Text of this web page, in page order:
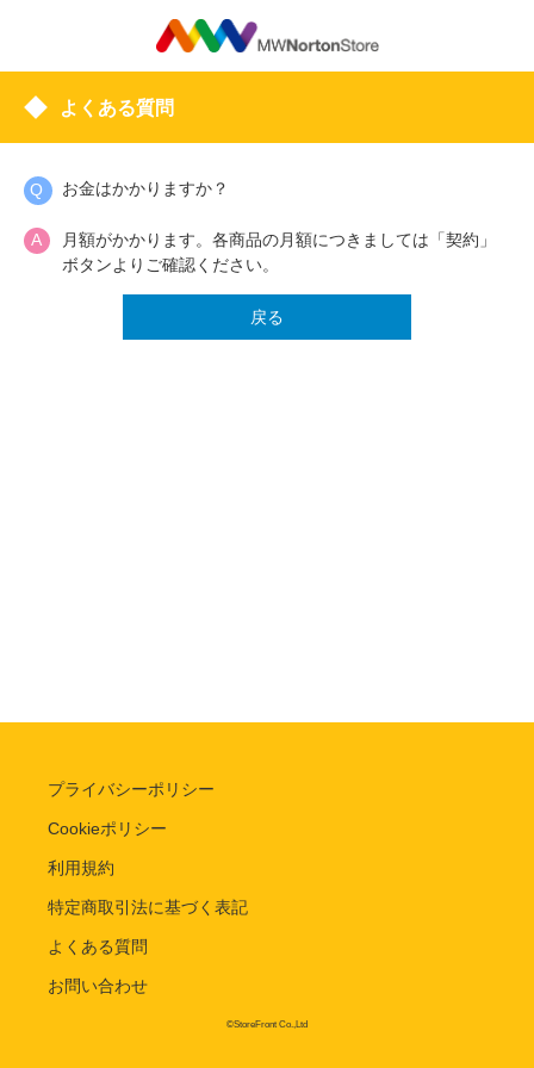
よくある質問
お金はかかりますか？
月額がかかります。各商品の月額につきましては「契約」
ボタンよりご確認ください。
戻る
プライバシーポリシー
Cookieポリシー
利用規約
特定商取引法に基づく表記
よくある質問
お問い合わせ
©StoreFront Co.,Ltd